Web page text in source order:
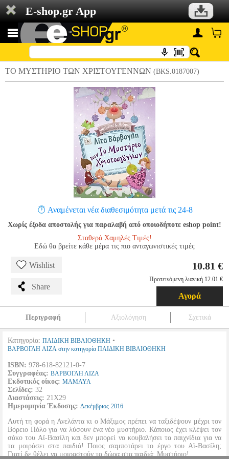
E-shop.gr App
ΤΟ ΜΥΣΤΗΡΙΟ ΤΩΝ ΧΡΙΣΤΟΥΓΕΝΝΩΝ (BKS.0187007)
Αναμένεται νέα διαθεσιμότητα μετά τις 24-8
Χωρίς έξοδα αποστολής για παραλαβή από οποιοδήποτε eshop point!
Σταθερά Χαμηλές Τιμές!
Εδώ θα βρείτε κάθε μέρα τις πιο ανταγωνιστικές τιμές
Wishlist
Share
10.81 €
Προτεινόμενη λιανική 12.01 €
Αγορά
Περιγραφή Αξιολόγηση Σχετικά
Κατηγορία: ΠΑΙΔΙΚΗ ΒΙΒΛΙΟΘΗΚΗ •
ΒΑΡΒΟΓΛΗ ΛΙΖΑ στην κατηγορία ΠΑΙΔΙΚΗ ΒΙΒΛΙΟΘΗΚΗ
ISBN: 978-618-82121-0-7
Συγγραφέας: ΒΑΡΒΟΓΛΗ ΛΙΖΑ
Εκδοτικός οίκος: MAMAYA
Σελίδες: 32
Διαστάσεις: 21Χ29
Ημερομηνία Έκδοσης: Δεκέμβριος 2016
Αυτή τη φορά η Ανελάντα κι ο Μάξιμος πρέπει να ταξιδέψουν μέχρι τον
Βόρειο Πόλο για να λύσουν ένα νέο μυστήριο. Κάποιος έχει κλέψει τον
σάκο του Αϊ-Βασίλη και δεν μπορεί να κουβαλήσει τα παιχνίδια για να
τα μοιράσει στα παιδιά! Ποιος σαμποτάρει το έργο του Αϊ-Βασίλη;
Γιατί δε θέλει να μοιραστούν τα δώρα στα παιδιά; Μυστήριο!